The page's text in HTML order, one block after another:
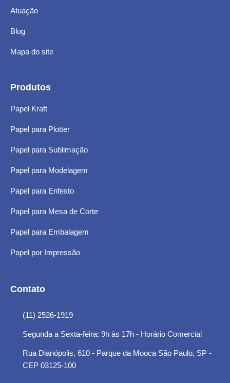
Atuação
Blog
Mapa do site
Produtos
Papel Kraft
Papel para Plotter
Papel para Sublimação
Papel para Modelagem
Papel para Enfesto
Papel para Mesa de Corte
Papel para Embalagem
Papel por Impressão
Contato
(11) 2526-1919
Segunda a Sexta-feira: 9h às 17h - Horário Comercial
Rua Dianópolis, 610 - Parque da Mooca São Paulo, SP -
CEP 03125-100